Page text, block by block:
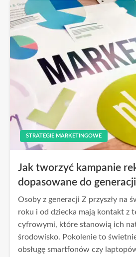
STRATEGIE MARKETINGOWE
Jak tworzyć kampanie
dopasowane do
Osoby z generacji Z przyszły na
roku i od dziecka mają kontakt z
cyfrowymi, które stanowią ich
środowisko. Pokolenie to
obsługę smartfonów czy